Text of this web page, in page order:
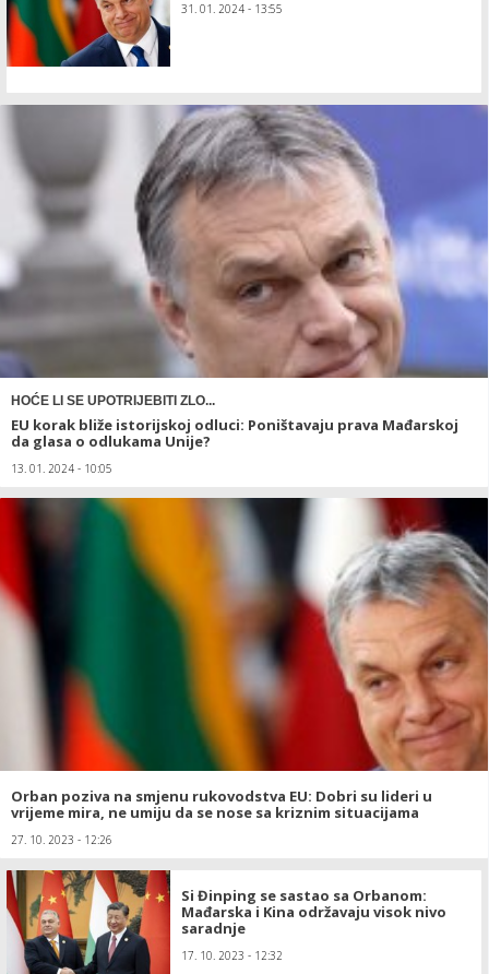
31. 01. 2024 - 13:55
HOĆE LI SE UPOTRIJEBITI ZLO...
EU korak bliže istorijskoj odluci: Poništavaju prava Mađarskoj
da glasa o odlukama Unije?
13. 01. 2024 - 10:05
Orban poziva na smjenu rukovodstva EU: Dobri su lideri u
vrijeme mira, ne umiju da se nose sa kriznim situacijama
27. 10. 2023 - 12:26
Si Đinping se sastao sa Orbanom:
Mađarska i Kina održavaju visok nivo
saradnje
17. 10. 2023 - 12:32